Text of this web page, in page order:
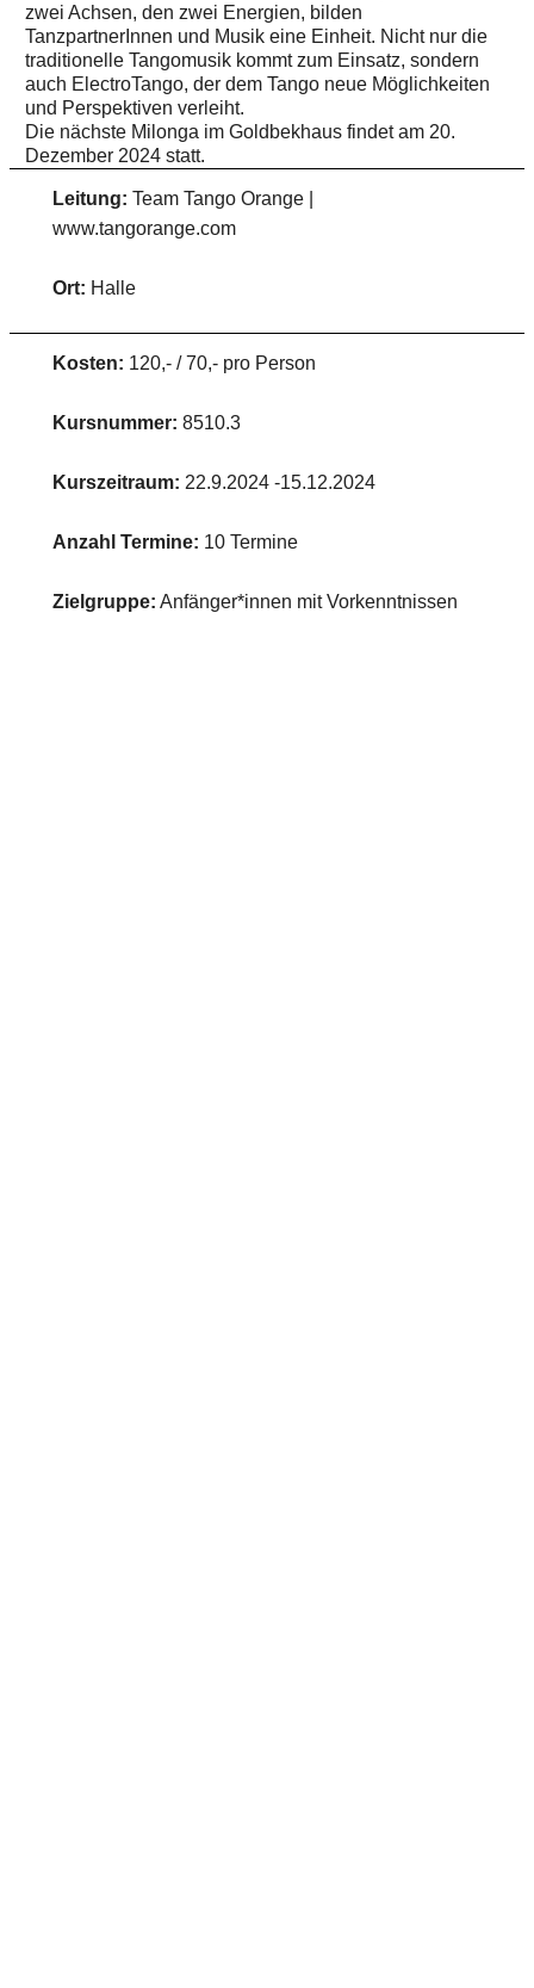
zwei Achsen, den zwei Energien, bilden
TanzpartnerInnen und Musik eine Einheit. Nicht nur die
traditionelle Tangomusik kommt zum Einsatz, sondern
auch ElectroTango, der dem Tango neue Möglichkeiten
und Perspektiven verleiht.
Die nächste Milonga im Goldbekhaus findet am 20.
Dezember 2024 statt.
Leitung: Team Tango Orange |
www.tangorange.com
Ort: Halle
Kosten: 120,- / 70,- pro Person
Kursnummer: 8510.3
Kurszeitraum: 22.9.2024 -15.12.2024
Anzahl Termine: 10 Termine
Zielgruppe: Anfänger*innen mit Vorkenntnissen